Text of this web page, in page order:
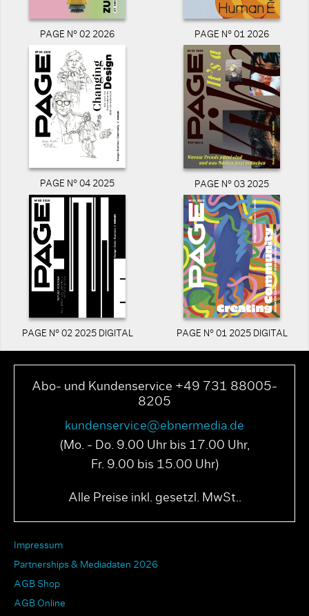
PAGE N° 02 2026 PAGE N° 01 2026
PAGE N° 04 2025 PAGE N° 03 2025
PAGE N° 02 2025 DIGITAL PAGE N° 01 2025 DIGITAL
Abo- und Kundenservice +49 731 88005-
8205
kundenservice@ebnermedia.de
(Mo. - Do. 9.00 Uhr bis 17.00 Uhr,
Fr. 9.00 bis 15.00 Uhr)
Alle Preise inkl. gesetzl. MwSt..
Impressum
Partnerships & Mediadaten 2026
AGB Shop
AGB Online